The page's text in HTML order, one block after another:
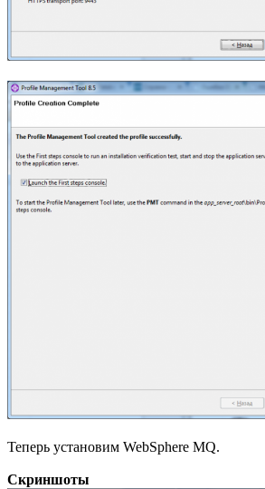
Теперь установим WebSphere MQ.
Скриншоты